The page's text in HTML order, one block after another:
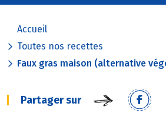
Accueil
Toutes nos recettes
Faux gras maison (alternative
Partager sur